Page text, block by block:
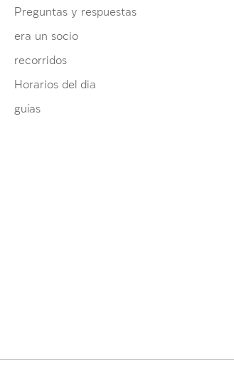
Preguntas y respuestas
era un socio
recorridos
Horarios del dia
guías